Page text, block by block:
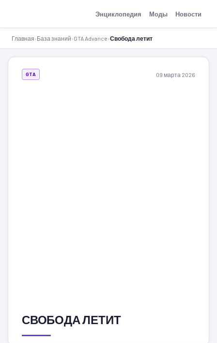
Энциклопедия Моды Новости
Главная›База знаний›GTA Advance›Свобода летит
GTA 09 марта 2026
СВОБОДА ЛЕТИТ